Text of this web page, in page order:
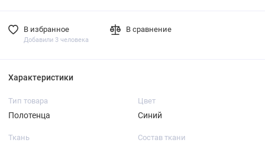
В избранное
Добавили 3 человека
В сравнение
Характеристики
Тип товара
Полотенца
Цвет
Синий
Ткань Состав ткани